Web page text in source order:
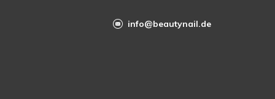
info@beautynail.de